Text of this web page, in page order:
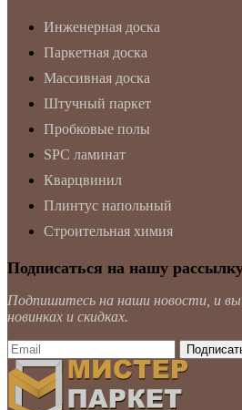
Инженерная доска
Паркетная доска
Массивная доска
Штучный паркет
Пробковые полы
SPC ламинат
Кварцвинил
Плинтус напольный
Строительная химия
Подписаться на нашу
Подпишитесь на наши новости, и
новинках и скидках.